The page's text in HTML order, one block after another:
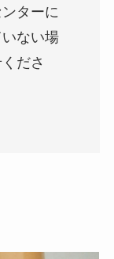
ターに
ない場
ださ